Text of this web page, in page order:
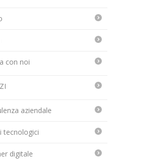
con noi
aziendale
tecnologici
digitale